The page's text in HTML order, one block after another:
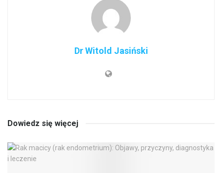
Dr Witold Jasiński
Dowiedz się więcej